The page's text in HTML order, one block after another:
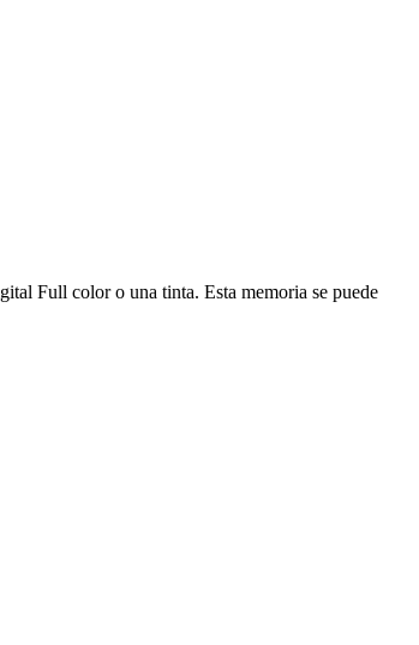
Full color o una tinta. Esta memoria se puede